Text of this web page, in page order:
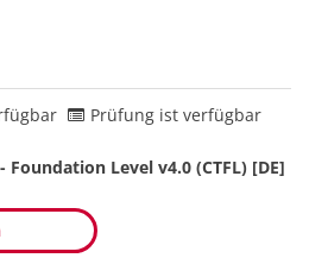
Prüfung ist verfügbar
Level v4.0 (CTFL) [DE]